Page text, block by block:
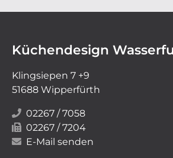
Küchendesign
Klingsiepen 7 +9
51688 Wipperfürth
02267 / 7058
02267 / 7204
E-Mail senden